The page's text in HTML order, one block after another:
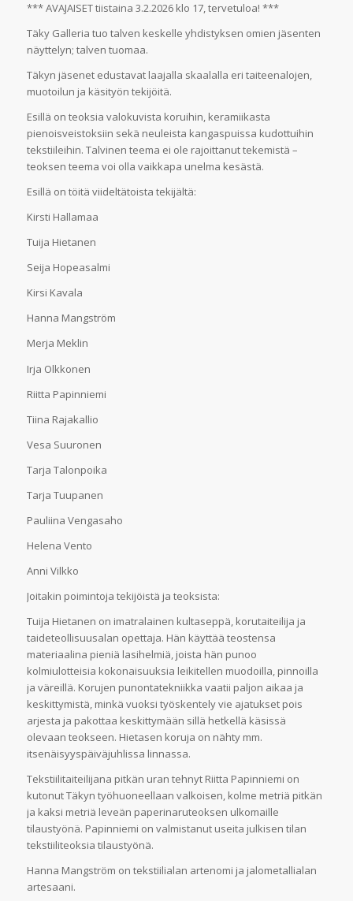
*** AVAJAISET tiistaina 3.2.2026 klo 17, tervetuloa! ***
Täky Galleria tuo talven keskelle yhdistyksen omien jäsenten
näyttelyn; talven tuomaa.
Täkyn jäsenet edustavat laajalla skaalalla eri taiteenalojen,
muotoilun ja käsityön tekijöitä.
Esillä on teoksia valokuvista koruihin, keramiikasta
pienoisveistoksiin sekä neuleista kangaspuissa kudottuihin
tekstiileihin. Talvinen teema ei ole rajoittanut tekemistä –
teoksen teema voi olla vaikkapa unelma kesästä.
Esillä on töitä viideltätoista tekijältä:
Kirsti Hallamaa
Tuija Hietanen
Seija Hopeasalmi
Kirsi Kavala
Hanna Mangström
Merja Meklin
Irja Olkkonen
Riitta Papinniemi
Tiina Rajakallio
Vesa Suuronen
Tarja Talonpoika
Tarja Tuupanen
Pauliina Vengasaho
Helena Vento
Anni Vilkko
Joitakin poimintoja tekijöistä ja teoksista:
Tuija Hietanen on imatralainen kultaseppä, korutaiteilija ja
taideteollisuusalan opettaja. Hän käyttää teostensa
materiaalina pieniä lasihelmiä, joista hän punoo
kolmiulotteisia kokonaisuuksia leikitellen muodoilla, pinnoilla
ja väreillä. Korujen punontatekniikka vaatii paljon aikaa ja
keskittymistä, minkä vuoksi työskentely vie ajatukset pois
arjesta ja pakottaa keskittymään sillä hetkellä käsissä
olevaan teokseen. Hietasen koruja on nähty mm.
itsenäisyyspäiväjuhlissa linnassa.
Tekstiilitaiteilijana pitkän uran tehnyt Riitta Papinniemi on
kutonut Täkyn työhuoneellaan valkoisen, kolme metriä pitkän
ja kaksi metriä leveän paperinaruteoksen ulkomaille
tilaustyönä. Papinniemi on valmistanut useita julkisen tilan
tekstiiliteoksia tilaustyönä.
Hanna Mangström on tekstiilialan artenomi ja jalometallialan
artesaani.